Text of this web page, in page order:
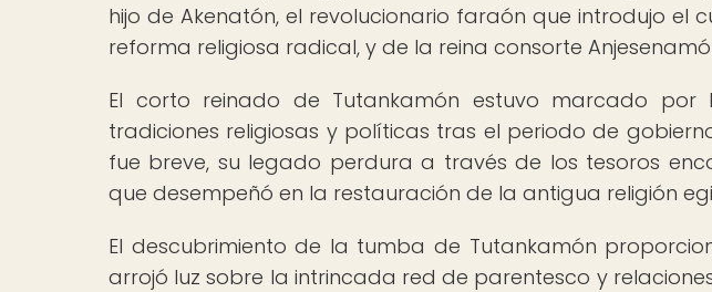
hijo de Akenatón, el revolucionario faraón que introdujo el
reforma religiosa radical, y de la reina consorte
El corto reinado de Tutankamón estuvo marcado
tradiciones religiosas y políticas tras el periodo de
fue breve, su legado perdura a través de los tesoros
que desempeñó en la restauración de la antigua religión
El descubrimiento de la tumba de Tutankamón
arrojó luz sobre la intrincada red de parentesco y